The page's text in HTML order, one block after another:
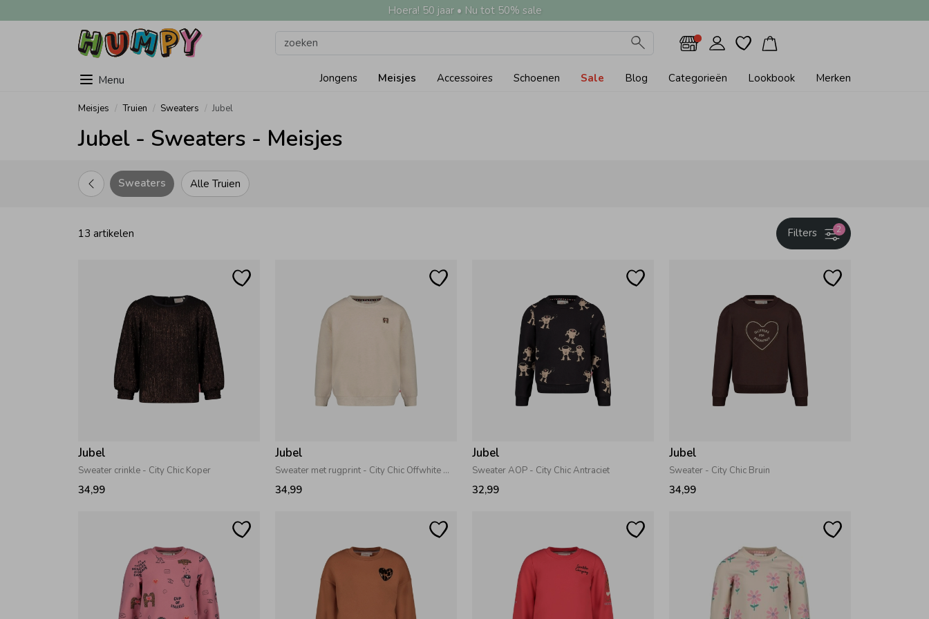
Hoera! 50 jaar • Nu tot 50% sale
Menu Jongens Meisjes Accessoires Schoenen Sale Blog Categorieën Lookbook Merken
Meisjes Truien Sweaters Jubel
Jubel - Sweaters - Meisjes
Alle Truien
Sweaters
13 artikelen 2
Filters
Jubel
Sweater crinkle - City Chic Koper
34,99
Jubel
Sweater met rugprint - City Chic Offwhite melange
34,99
Jubel
Sweater AOP - City Chic Antraciet
32,99
Jubel
Sweater - City Chic Bruin
34,99